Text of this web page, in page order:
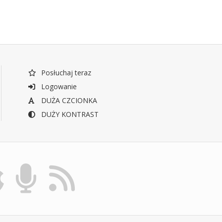
Posłuchaj teraz
Logowanie
DUŻA CZCIONKA
DUŻY KONTRAST